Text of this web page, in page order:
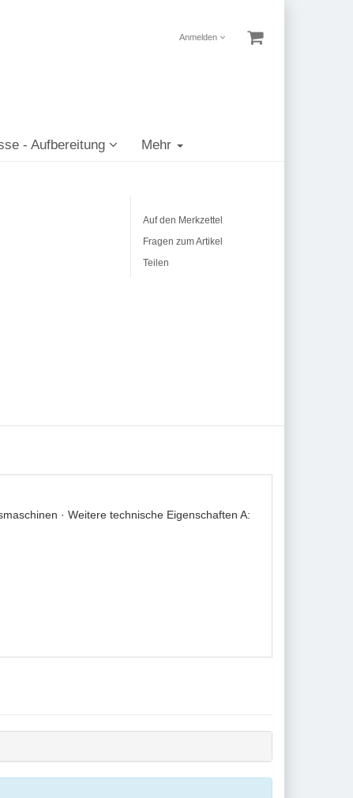
Anmelden
- Aufbereitung Mehr
Auf den Merkzettel
Fragen zum Artikel
Teilen
· Weitere technische Eigenschaften A: